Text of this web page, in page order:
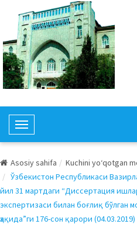
T
o
g
l
e
N
a
Asosiy sahifa
Kuchini yo‘qotgan
Ўзбекистон Республикаси
йил 31 мартдаги “Диссертация
экспертизаси билан боғлиқ бўлган
ҳақида”ги 176-сон қарори (04.03.2019)